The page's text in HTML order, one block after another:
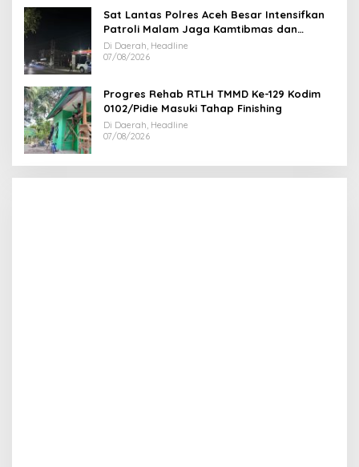
Sat Lantas Polres Aceh Besar Intensifkan
Patroli Malam Jaga Kamtibmas dan
Kelancaran Lalu Lintas
Di Daerah, Headline
07/08/2026
Progres Rehab RTLH TMMD Ke-129 Kodim
0102/Pidie Masuki Tahap Finishing
Di Daerah, Headline
07/08/2026